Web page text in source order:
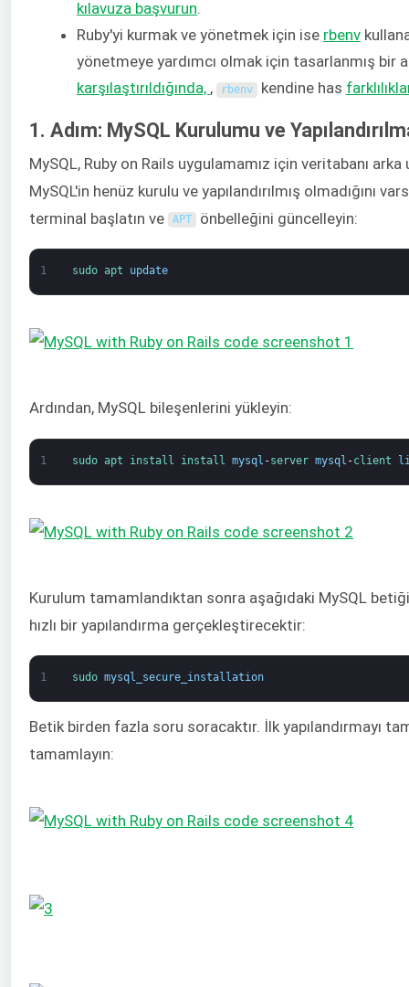
kılavuza başvurun.
Ruby'yi kurmak ve yönetmek için ise rbenv
yönetmeye yardımcı olmak için tasarlanmış bir
karşılaştırıldığında, , rbenv kendine has
1. Adım: MySQL Kurulumu ve
MySQL, Ruby on Rails uygulamamız için veritabanı
MySQL'in henüz kurulu ve yapılandırılmış olmadığını
terminal başlatın ve
APT önbelleğini güncelleyin:
1 sudo apt update
Ardından, MySQL bileşenlerini yükleyin:
1 sudo apt install install mysql -server mysql -client
Kurulum tamamlandıktan sonra aşağıdaki MySQL
hızlı bir yapılandırma gerçekleştirecektir:
1 sudo mysql_secure_installation
Betik birden fazla soru soracaktır. İlk yapılandırmayı
tamamlayın: